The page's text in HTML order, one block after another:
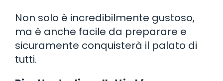
Non solo è incredibilmente gustoso,
ma è anche facile da preparare e
sicuramente conquisterà il palato di
tutti.